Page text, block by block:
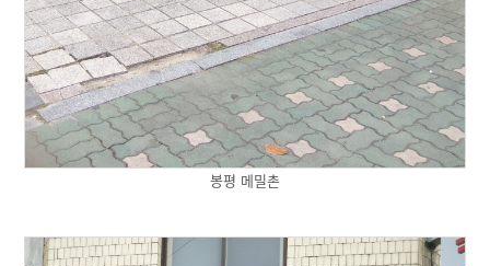
봉평 메밀촌